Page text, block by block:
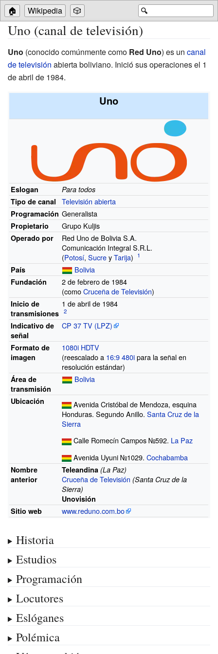
🔍
🏠 Wikipedia 🎲
Uno (canal de televisión)
Uno (conocido comúnmente como Red Uno) es un canal
de televisión abierta boliviano. Inició sus operaciones el 1
de abril de 1984.
Uno
Eslogan
Para todos
Tipo de canal
Televisión abierta
Programación Generalista
Propietario Grupo Kuljis
Operado por
Red Uno de Bolivia S.A.
Comunicación Integral S.R.L.
(Potosí,SucreyTarija)
País Bolivia
Fundación
2 de febrero de 1984
(comoCruceña de Televisión)
Inicio de
transmisiones
1 de abril de 1984
Indicativo de
señal
CP 37 TV (LPZ)
Formato de
imagen
1080i HDTV
(reescalado a 16:9480ipara la señal en
resolución estándar)
Área de
transmisión
Bolivia
Ubicación
Avenida Cristóbal de Mendoza, esquina
Honduras. Segundo Anillo.Santa Cruz de la
Sierra
Calle Romecín Campos №592. La Paz
Avenida Uyuni №1029.Cochabamba
Nombre
anterior
Teleandina (La Paz)
Cruceña de Televisión (Santa Cruz de la
Sierra)
Unovisión
Sitio web
www.reduno.com.bo
Historia
Estudios
Programación
Locutores
Eslóganes
Polémica